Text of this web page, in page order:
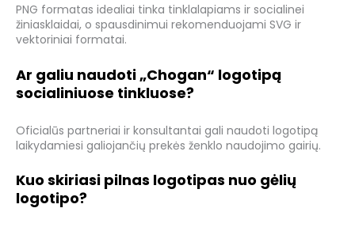
PNG formatas idealiai tinka tinklalapiams ir socialinei
žiniasklaidai, o spausdinimui rekomenduojami SVG ir
vektoriniai formatai.
Ar galiu naudoti „Chogan“ logotipą
socialiniuose tinkluose?
Oficialūs partneriai ir konsultantai gali naudoti logotipą
laikydamiesi galiojančių prekės ženklo naudojimo gairių.
Kuo skiriasi pilnas logotipas nuo gėlių
logotipo?